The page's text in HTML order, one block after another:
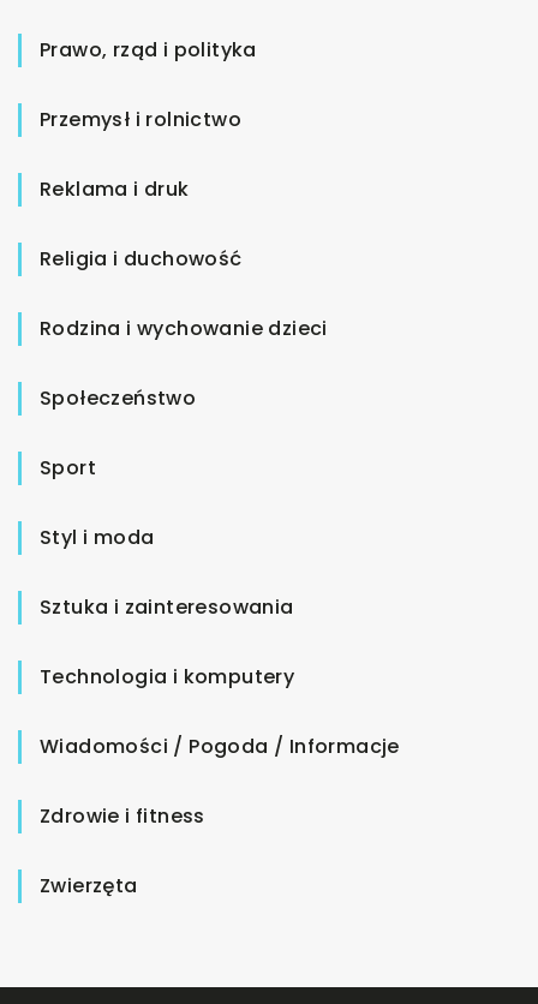
Prawo, rząd i polityka
Przemysł i rolnictwo
Reklama i druk
Religia i duchowość
Rodzina i wychowanie dzieci
Społeczeństwo
Sport
Styl i moda
Sztuka i zainteresowania
Technologia i komputery
Wiadomości / Pogoda / Informacje
Zdrowie i fitness
Zwierzęta